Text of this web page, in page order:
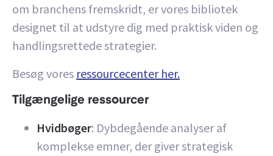
om branchens fremskridt, er vores bibliotek
designet til at udstyre dig med praktisk viden og
handlingsrettede strategier.
Besøg vores ressourcecenter her.
Tilgængelige ressourcer
Hvidbøger: Dybdegående analyser af
komplekse emner, der giver strategisk